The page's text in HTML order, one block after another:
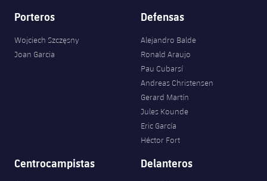
Porteros
Wojciech Szczęsny
Joan Garcia
Defensas
Alejandro Balde
Ronald Araujo
Pau Cubarsí
Andreas Christensen
Gerard Martín
Jules Kounde
Eric García
Héctor Fort
Centrocampistas Delanteros